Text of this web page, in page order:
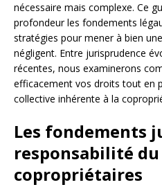
nécessaire mais complexe. Ce
profondeur les fondements
stratégies pour mener à bien
négligent. Entre jurisprudence
récentes, nous examinerons
efficacement vos droits tout en
collective inhérente à la
Les fondements
responsabilité
copropriétaires